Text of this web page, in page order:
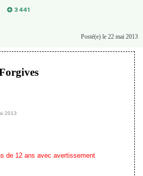
3 441
Posté(e) le 22 mai 2013
2013
de 12 ans avec avertissement